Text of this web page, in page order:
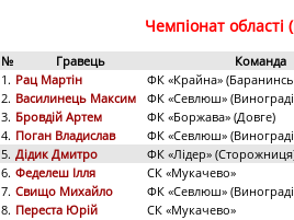
Чемпіонат області
№ Гравець Команда
1. Рац Мартін ФК «Крайна»
2. Василинець Максим ФК «Севлюш»
3. Бровдій Артем ФК «Боржава» (Довге)
4. Поган Владислав ФК «Севлюш»
5. Дідик Дмитро ФК «Лідер»
6. Феделеш Ілля СК «Мукачево»
7. Свищо Михайло ФК «Севлюш»
8. Переста Юрій СК «Мукачево»